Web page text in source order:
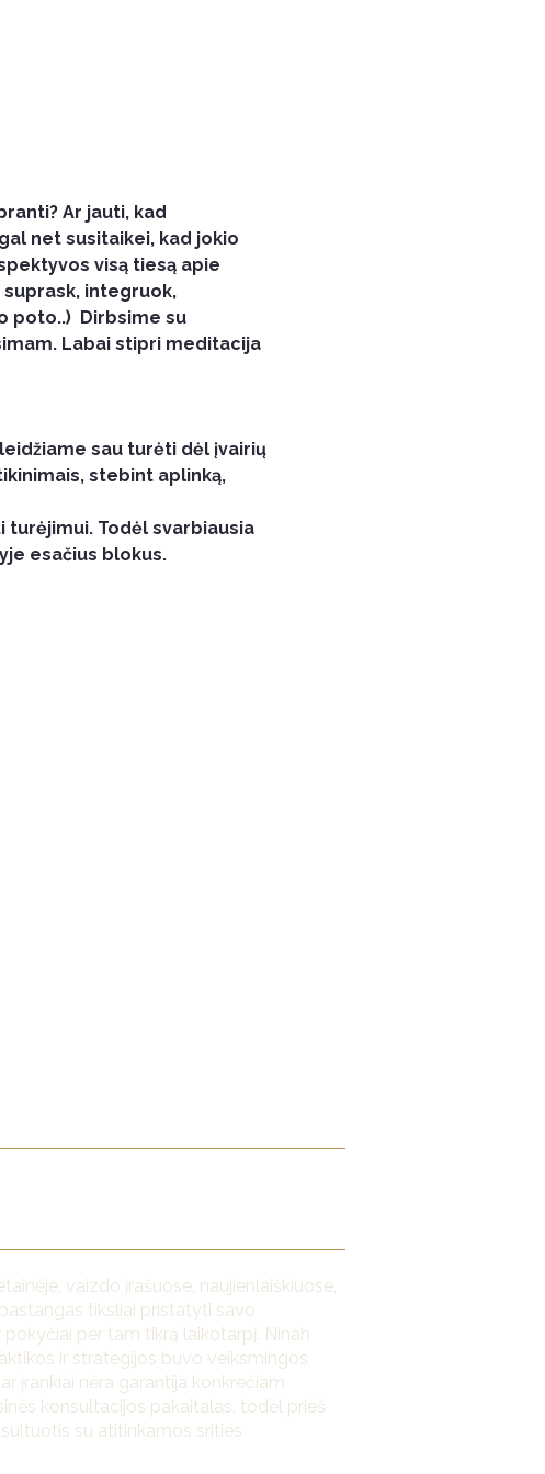
Ar jauti, kad
net susitaikei, kad jokio
visą tiesą apie
integruok,
Dirbsime su
Labai stipri meditacija
sau turėti dėl įvairių
stebint aplinką,
Todėl svarbiausia
esačius blokus.
vaizdo įrašuose, naujienlaiškiuose,
tiksliai pristatyti savo
per tam tikrą laikotarpį. Ninah
ir strategijos buvo veiksmingos
įrankiai nėra garantija konkrečiam
konsultacijos pakaitalas, todėl prieš
su atitinkamos srities